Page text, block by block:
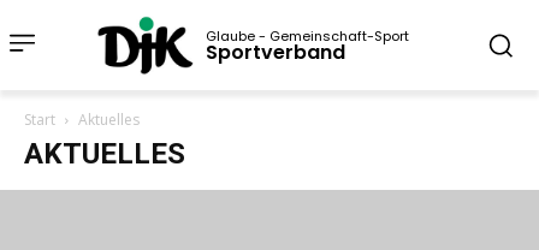
Glaube - Gemeinschaft-Sport
Sportverband
Start Aktuelles
AKTUELLES